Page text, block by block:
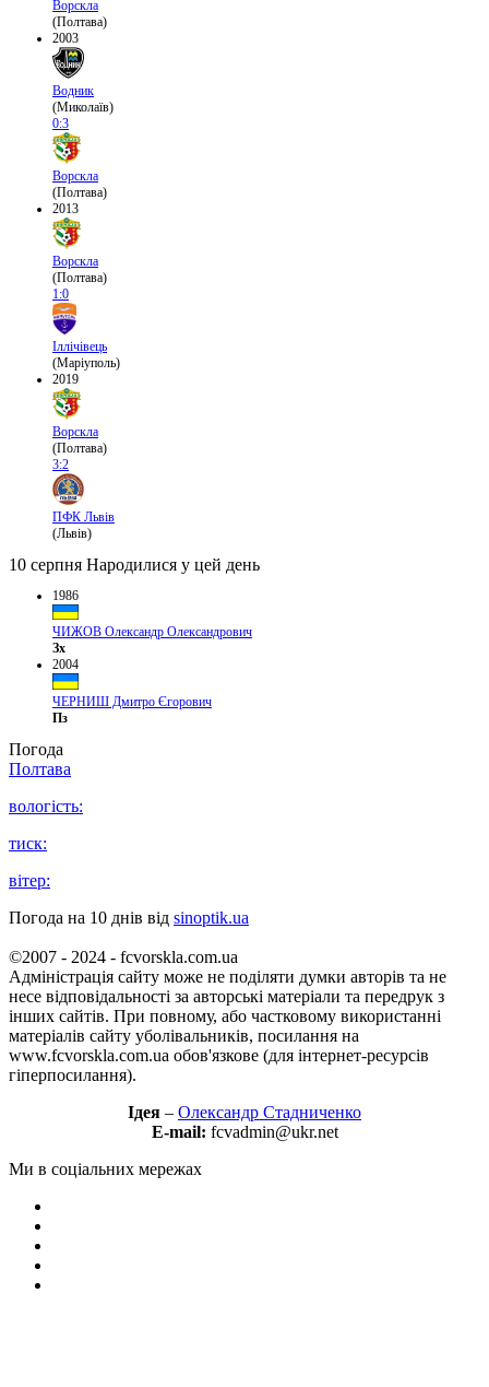
Ворскла
(Полтава)
2003
Водник
(Миколаїв)
0:3
Ворскла
(Полтава)
2013
Ворскла
(Полтава)
1:0
Іллічівець
(Маріуполь)
2019
Ворскла
(Полтава)
3:2
ПФК Львів
(Львів)
10 серпня Народилися у цей день
1986
ЧИЖОВ Олександр Олександрович
Зх
2004
ЧЕРНИШ Дмитро Єгорович
Пз
Погода
Полтава
вологість:
тиск:
вітер:
Погода на 10 днів від sinoptik.ua
©2007 - 2024 - fcvorskla.com.ua
Адміністрація сайту може не поділяти думки авторів та не
несе відповідальності за авторські матеріали та передрук з
інших сайтів. При повному, або частковому використанні
матеріалів сайту уболівальників, посилання на
www.fcvorskla.com.ua обов'язкове (для інтернет-ресурсів
гіперпосилання).
Ідея – Олександр Стадниченко
E-mail: fcvadmin@ukr.net
Ми в соціальних мережах